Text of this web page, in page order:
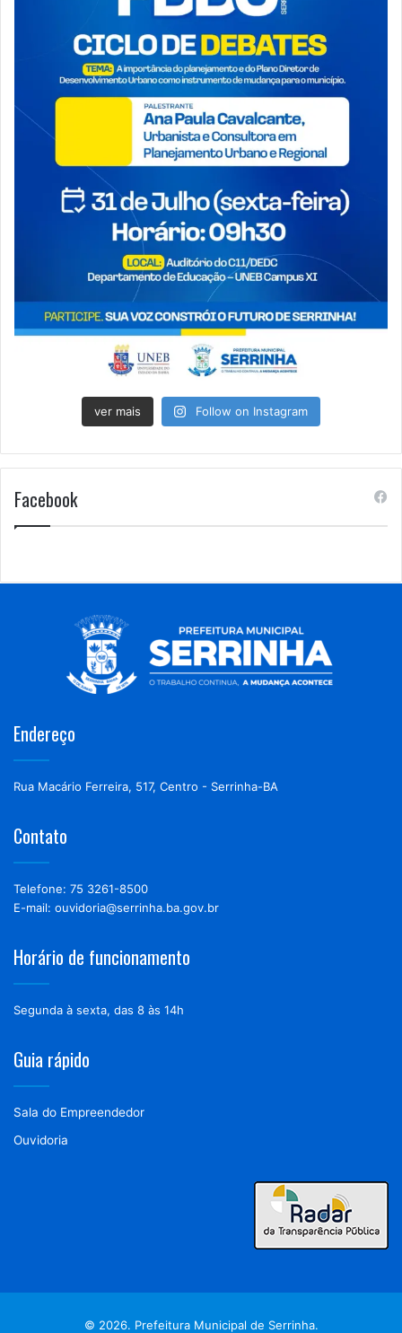
ver mais Follow on Instagram
Facebook
Endereço
Rua Macário Ferreira, 517, Centro - Serrinha-BA
Contato
Telefone: 75 3261-8500
E-mail: ouvidoria@serrinha.ba.gov.br
Horário de funcionamento
Segunda à sexta, das 8 às 14h
Guia rápido
Sala do Empreendedor
Ouvidoria
© 2026. Prefeitura Municipal de Serrinha.